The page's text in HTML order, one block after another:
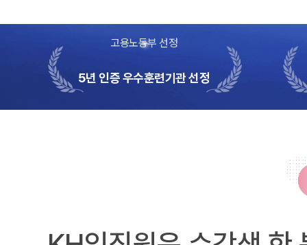
고용노동부 선정
5년 인증 우수훈련기관 선정